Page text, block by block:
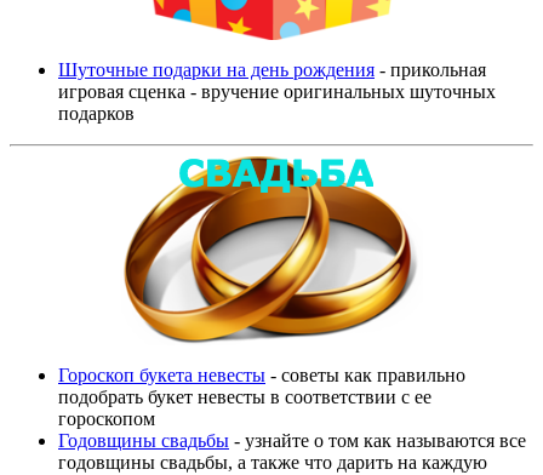
Шуточные подарки на день рождения - прикольная
игровая сценка - вручение оригинальных шуточных
подарков
Гороскоп букета невесты - советы как правильно
подобрать букет невесты в соответствии с ее
гороскопом
Годовщины свадьбы - узнайте о том как называются все
годовщины свадьбы, а также что дарить на каждую